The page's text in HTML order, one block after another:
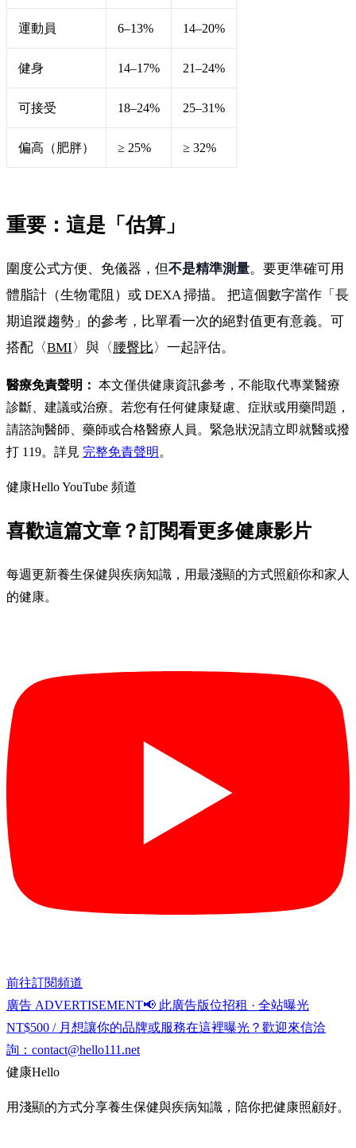
運動員 6–13% 14–20%
健身 14–17% 21–24%
可接受 18–24% 25–31%
偏高（肥胖） ≥ 25% ≥ 32%
重要：這是「估算」
圍度公式方便、免儀器，但不是精準測量。要更準確可用
體脂計（生物電阻）或 DEXA 掃描。 把這個數字當作「長
期追蹤趨勢」的參考，比單看一次的絕對值更有意義。可
搭配〈BMI〉與〈腰臀比〉一起評估。
醫療免責聲明： 本文僅供健康資訊參考，不能取代專業醫療
診斷、建議或治療。若您有任何健康疑慮、症狀或用藥問題，
請諮詢醫師、藥師或合格醫療人員。緊急狀況請立即就醫或撥
打 119。詳見 完整免責聲明 。
健康Hello YouTube 頻道
喜歡這篇文章？訂閱看更多健康影片
每週更新養生保健與疾病知識，用最淺顯的方式照顧你和家人
的健康。
前往訂閱頻道
廣告 ADVERTISEMENT📢 此廣告版位招租 · 全站曝光
NT$500 / 月 想讓你的品牌或服務在這裡曝光？歡迎來信洽
詢： contact@hello111.net
健康Hello
用淺顯的方式分享養生保健與疾病知識，陪你把健康照顧好。